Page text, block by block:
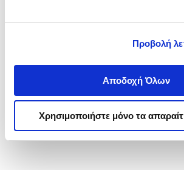
Προβολή
Αποδοχή Όλων
Χρησιμοποιήστε μόνο τα